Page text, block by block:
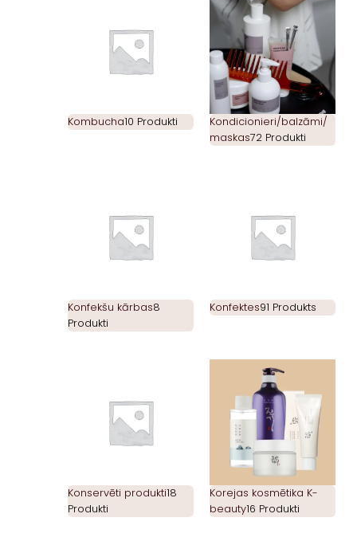
Kombucha10 Produkti
Kondicionieri/balzāmi/
maskas72 Produkti
Konfekšu kārbas8
Produkti
Konfektes91 Produkts
Konservēti produkti18
Produkti
Korejas kosmētika K-
beauty16 Produkti